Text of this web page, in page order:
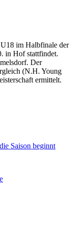
im Halbfinale der
in Hof stattfindet.
Der
(N.H. Young
ermittelt.
Saison beginnt